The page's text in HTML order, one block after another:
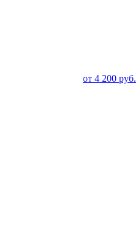
от 4 200 руб.